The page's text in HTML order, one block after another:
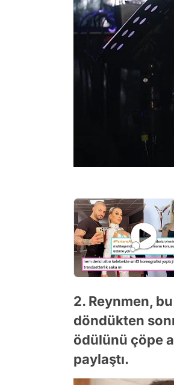
2. Reynmen,
döndükten
ödülünü çöpe
paylaştı.